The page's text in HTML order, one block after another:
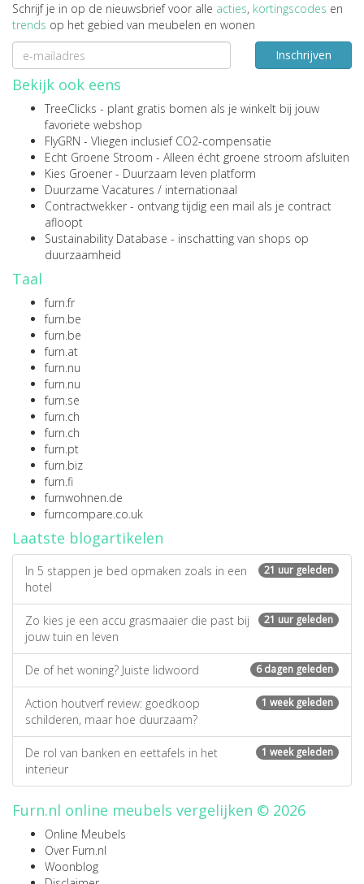
Schrijf je in op de nieuwsbrief voor alle acties, kortingscodes en
trends op het gebied van meubelen en wonen
Inschrijven
Bekijk ook eens
TreeClicks - plant gratis bomen als je winkelt bij jouw
favoriete webshop
FlyGRN - Vliegen inclusief CO2-compensatie
Echt Groene Stroom - Alleen écht groene stroom afsluiten
Kies Groener - Duurzaam leven platform
Duurzame Vacatures / internationaal
Contractwekker - ontvang tijdig een mail als je contract
afloopt
Sustainability Database - inschatting van shops op
duurzaamheid
Taal
furn.fr
furn.be
furn.be
furn.at
furn.nu
furn.nu
furn.se
furn.ch
furn.ch
furn.pt
furn.biz
furn.fi
furnwohnen.de
furncompare.co.uk
Laatste blogartikelen
21 uur geleden
In 5 stappen je bed opmaken zoals in een
hotel
21 uur geleden
Zo kies je een accu grasmaaier die past bij
jouw tuin en leven
6 dagen geleden
De of het woning? Juiste lidwoord
1 week geleden
Action houtverf review: goedkoop
schilderen, maar hoe duurzaam?
1 week geleden
De rol van banken en eettafels in het
interieur
Furn.nl online meubels vergelijken © 2026
Online Meubels
Over Furn.nl
Woonblog